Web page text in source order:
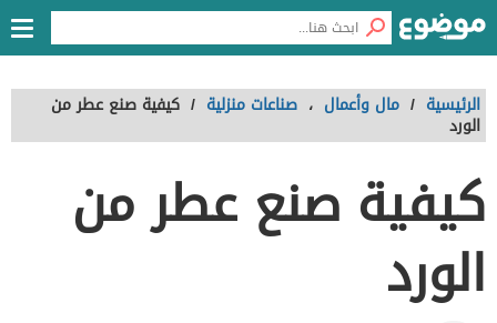
الرئيسية / مال وأعمال ، صناعات منزلية / كيفية صنع عطر من
الورد
كيفية صنع عطر من
الورد